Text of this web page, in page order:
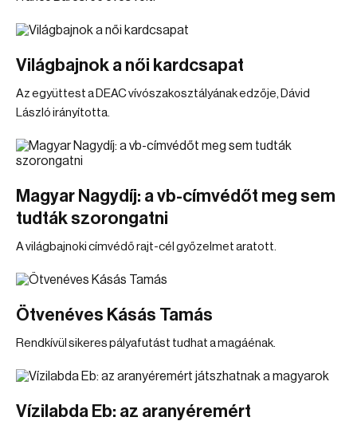
Világbajnok a női kardcsapat
Az együttest a DEAC vívószakosztályának edzője, Dávid
László irányította.
Magyar Nagydíj: a vb-címvédőt meg sem
tudták szorongatni
A világbajnoki címvédő rajt-cél győzelmet aratott.
Ötvenéves Kásás Tamás
Rendkívül sikeres pályafutást tudhat a magáénak.
Vízilabda Eb: az aranyéremért